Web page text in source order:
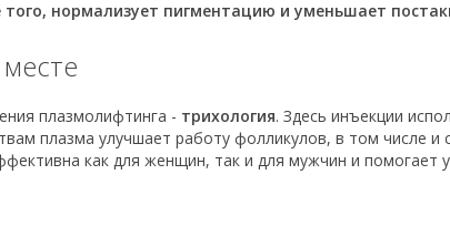
нормализует пигментацию и уменьшает
плазмолифтинга - трихология. Здесь инъекции
плазма улучшает работу фолликулов, в том числе
как для женщин, так и для мужчин и помогает